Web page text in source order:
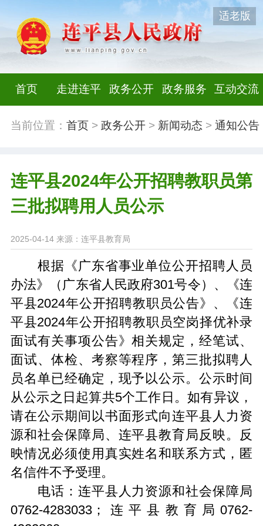
适老版
首页 走进连平 政务公开 政务服务 互动交流
当前位置： 首页> 政务公开> 新闻动态 > 通知公告
连平县2024年公开招聘教职员第
三批拟聘用人员公示
2025-04-14 来源：连平县教育局
根据《广东省事业单位公开招聘人员
办法》（广东省人民政府301号令）、《连
平县2024年公开招聘教职员公告》、《连
平县2024年公开招聘教职员空岗择优补录
面试有关事项公告》相关规定，经笔试、
面试、体检、考察等程序，第三批拟聘人
员名单已经确定，现予以公示。公示时间
从公示之日起算共5个工作日。如有异议，
请在公示期间以书面形式向连平县人力资
源和社会保障局、连平县教育局反映。反
映情况必须使用真实姓名和联系方式，匿
名信件不予受理。
电话：连平县人力资源和社会保障局
0762-4283033；连平县教育局0762-